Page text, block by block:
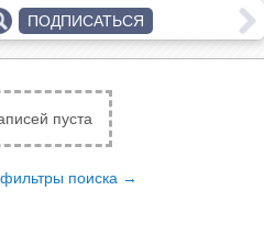
пуста
поиска →
ПОДПИСАТЬСЯ